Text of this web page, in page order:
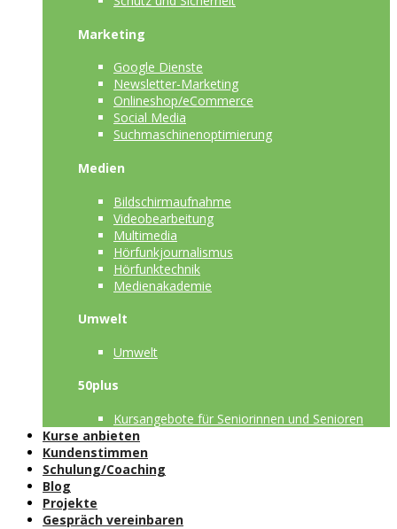
Marketing
Google Dienste
Newsletter-Marketing
Onlineshop/eCommerce
Social Media
Suchmaschinenoptimierung
Medien
Bildschirmaufnahme
Videobearbeitung
Multimedia
Hörfunkjournalismus
Hörfunktechnik
Medienakademie
Umwelt
Umwelt
50plus
Kursangebote für Seniorinnen und Senioren
Kurse anbieten
Kundenstimmen
Schulung/Coaching
Blog
Projekte
Gespräch vereinbaren